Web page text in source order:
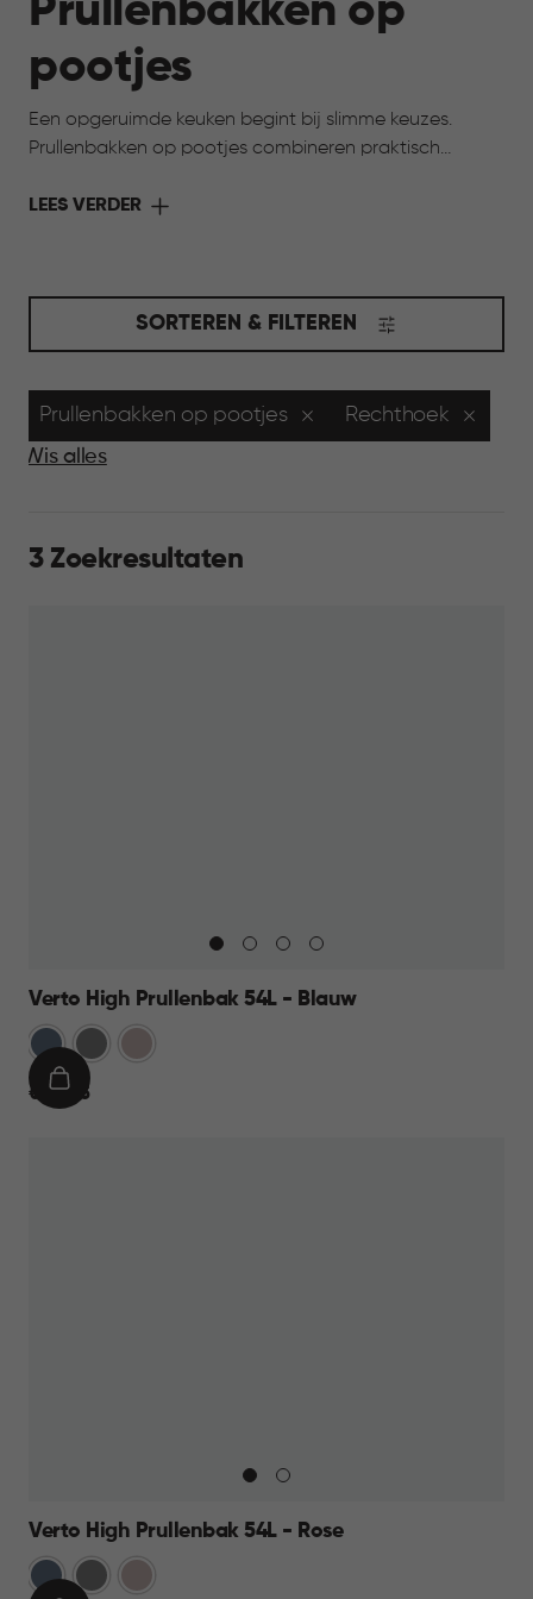
Prullenbakken op
pootjes
Een opgeruimde keuken begint bij slimme keuzes.
Prullenbakken op pootjes combineren praktisch
ontwerp maakt de prullenbak toegankelijk en zorgt
en een stijlvolle uitstraling in huis.
LEES VERDER
SORTEREN & FILTEREN
Prullenbakken op pootjes
Rechthoek
Wis alles
3 Zoekresultaten
Verto High Prullenbak 54L - Blauw
BlauwGrijs Rose
€
€ 44,95
IN
Verto High Prullenbak 54L - Rose
BlauwGrijs Rose